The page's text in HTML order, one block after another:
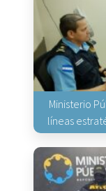
Ministerio
líneas